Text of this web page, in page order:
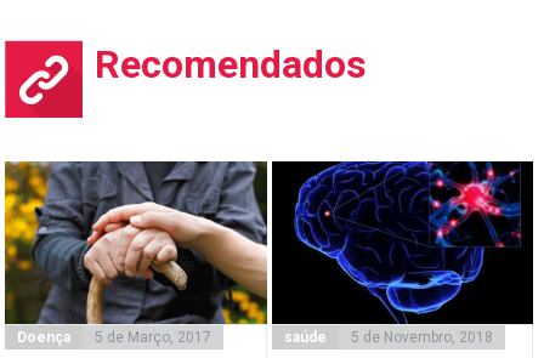
Recomendados
Doença 5 de Março, 2017 saúde 5 de Novembro, 2018